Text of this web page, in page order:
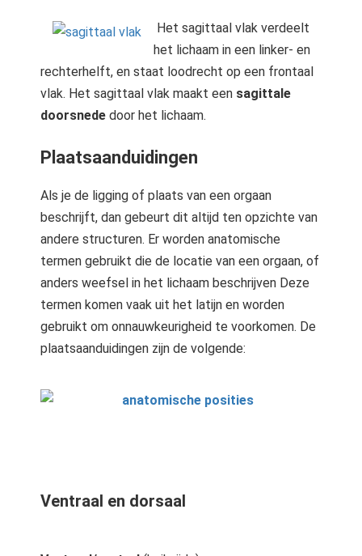
Het sagittaal vlak verdeelt
het lichaam in een linker- en
rechterhelft, en staat loodrecht op een frontaal
vlak. Het sagittaal vlak maakt een sagittale
doorsnede door het lichaam.
Plaatsaanduidingen
Als je de ligging of plaats van een orgaan
beschrijft, dan gebeurt dit altijd ten opzichte van
andere structuren. Er worden anatomische
termen gebruikt die de locatie van een orgaan, of
anders weefsel in het lichaam beschrijven Deze
termen komen vaak uit het latijn en worden
gebruikt om onnauwkeurigheid te voorkomen. De
plaatsaanduidingen zijn de volgende:
Ventraal en dorsaal